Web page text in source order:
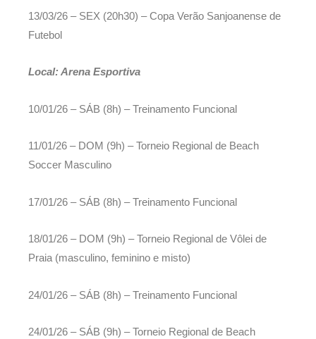
13/03/26 – SEX (20h30) – Copa Verão Sanjoanense de
Futebol
Local: Arena Esportiva
10/01/26 – SÁB (8h) – Treinamento Funcional
11/01/26 – DOM (9h) – Torneio Regional de Beach
Soccer Masculino
17/01/26 – SÁB (8h) – Treinamento Funcional
18/01/26 – DOM (9h) – Torneio Regional de Vôlei de
Praia (masculino, feminino e misto)
24/01/26 – SÁB (8h) – Treinamento Funcional
24/01/26 – SÁB (9h) – Torneio Regional de Beach